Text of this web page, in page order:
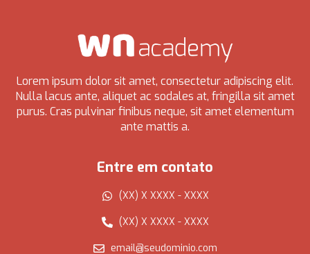
Lorem ipsum dolor sit amet, consectetur adipiscing elit.
Nulla lacus ante, aliquet ac sodales at, fringilla sit amet
purus. Cras pulvinar finibus neque, sit amet elementum
ante mattis a.
Entre em contato
(XX) X XXXX - XXXX
(XX) X XXXX - XXXX
email@seudominio.com